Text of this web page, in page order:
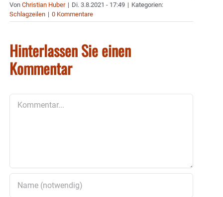
Von Christian Huber | Di. 3.8.2021 - 17:49 | Kategorien:
Schlagzeilen | 0 Kommentare
Hinterlassen Sie einen
Kommentar